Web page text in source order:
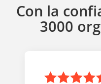
Con la
3000